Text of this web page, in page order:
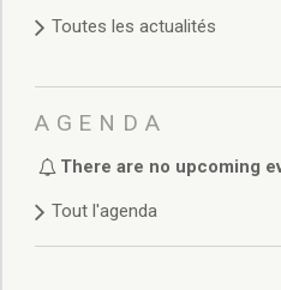
Délibérations 2013
Délibérations 2009
Délibérations 2008
Marchés publics
Toutes les actualités
Toutes les actualités
AGENDA
There are no upcoming
Tout l'agenda